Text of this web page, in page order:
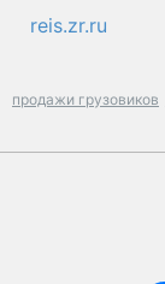
reis.zr.ru
продажи грузовиков